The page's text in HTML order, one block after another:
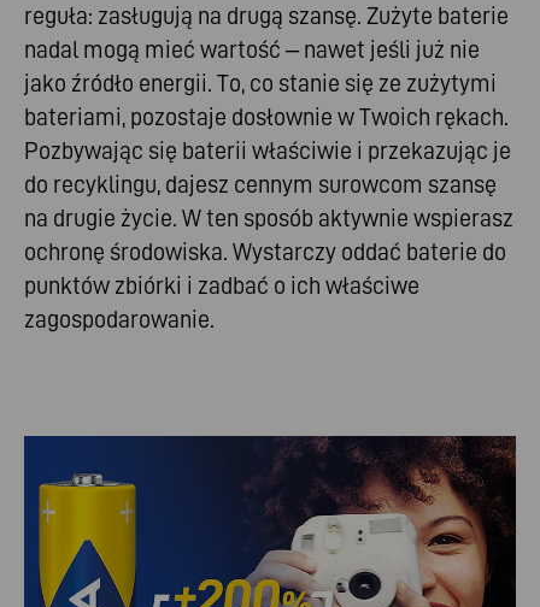
reguła: zasługują na drugą szansę. Zużyte baterie
nadal mogą mieć wartość – nawet jeśli już nie
jako źródło energii. To, co stanie się ze zużytymi
bateriami, pozostaje dosłownie w Twoich rękach.
Pozbywając się baterii właściwie i przekazując je
do recyklingu, dajesz cennym surowcom szansę
na drugie życie. W ten sposób aktywnie wspierasz
ochronę środowiska. Wystarczy oddać baterie do
punktów zbiórki i zadbać o ich właściwe
zagospodarowanie.